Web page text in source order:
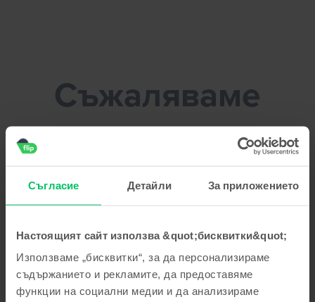
Съгласие Детайли За приложението
Настоящият сайт използва &quot;бисквитки&quot;
Използваме „бисквитки“, за да персонализираме
съдържанието и рекламите, да предоставяме
функции на социални медии и да анализираме
Съжаляваме
Почини си докато оправим този